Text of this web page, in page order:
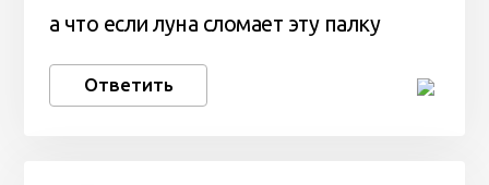
а что если луна сломает эту палку
Ответить